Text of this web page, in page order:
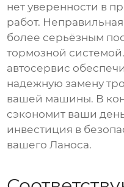
нет уверенности в
работ.
более серьёзным
тормозной
автосервис
надежную замену
вашей машины. В
сэкономит ваши
инвестиция в
вашего Ланоса.